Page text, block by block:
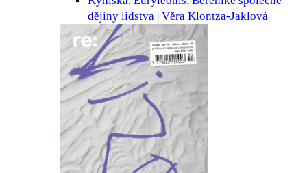
dějiny lidstva | Věra Klontza-Jaklová